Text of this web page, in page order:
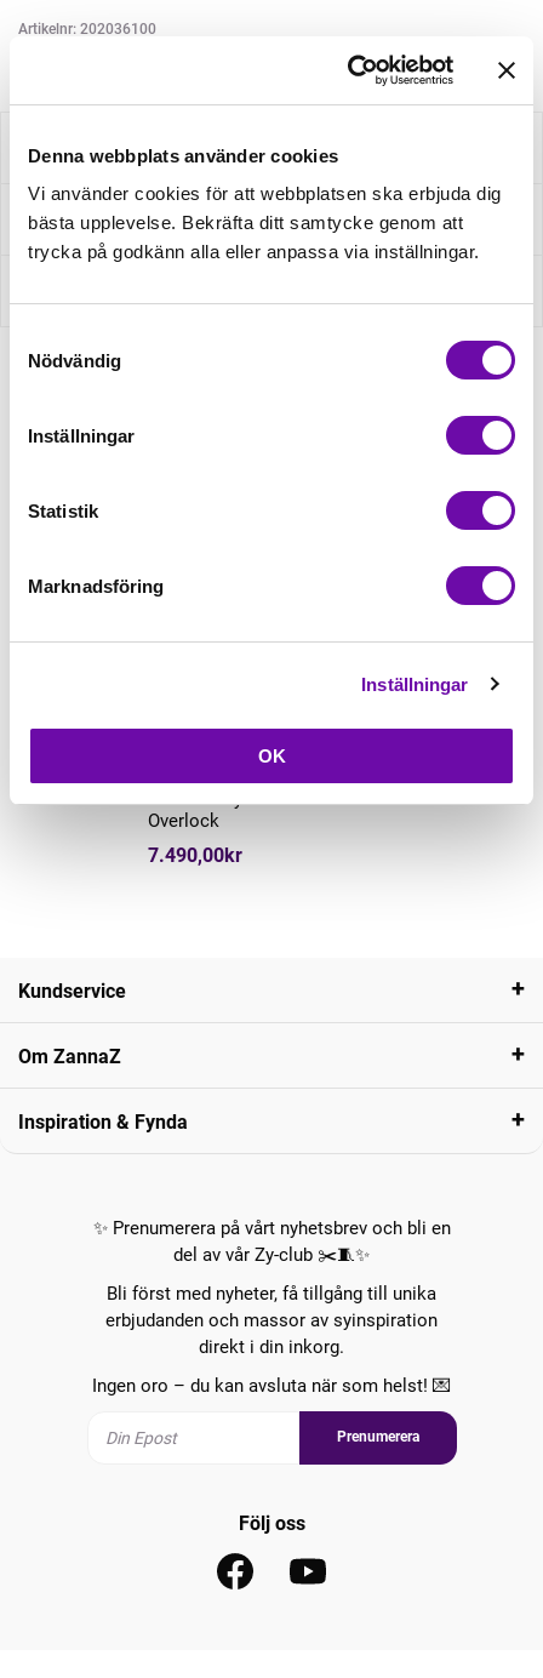
Denna webbplats använder cookies
Vi använder cookies för att webbplatsen ska erbjuda dig
bästa upplevelse. Bekräfta ditt samtycke genom att
trycka på godkänn alla eller anpassa via inställningar.
Nödvändig
Inställningar
Statistik
Marknadsföring
Inställningar
OK
Artikelnr: 202036100
Beskrivning
Fråga om produkt
Janome My Lock 644D
Overlock
7.490,00kr
Kundservice
Om ZannaZ
Inspiration & Fynda
✨ Prenumerera på vårt nyhetsbrev och bli en
del av vår Zy-club ✂️🧵✨
Bli först med nyheter, få tillgång till unika
erbjudanden och massor av syinspiration
direkt i din inkorg.
Ingen oro – du kan avsluta när som helst! 💌
Prenumerera
Följ oss